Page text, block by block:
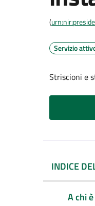
(
Servizio
Striscioni e
INDICE
A chi